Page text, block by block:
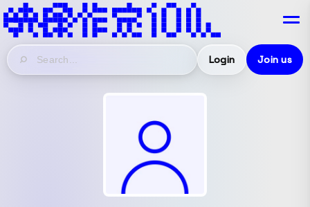
Login Join us